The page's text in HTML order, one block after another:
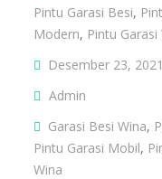
Pintu Garasi Besi,
Modern, Pintu Garasi
Desember 23, 2021
Admin
Garasi Besi Wina,
Pintu Garasi Mobil,
Wina